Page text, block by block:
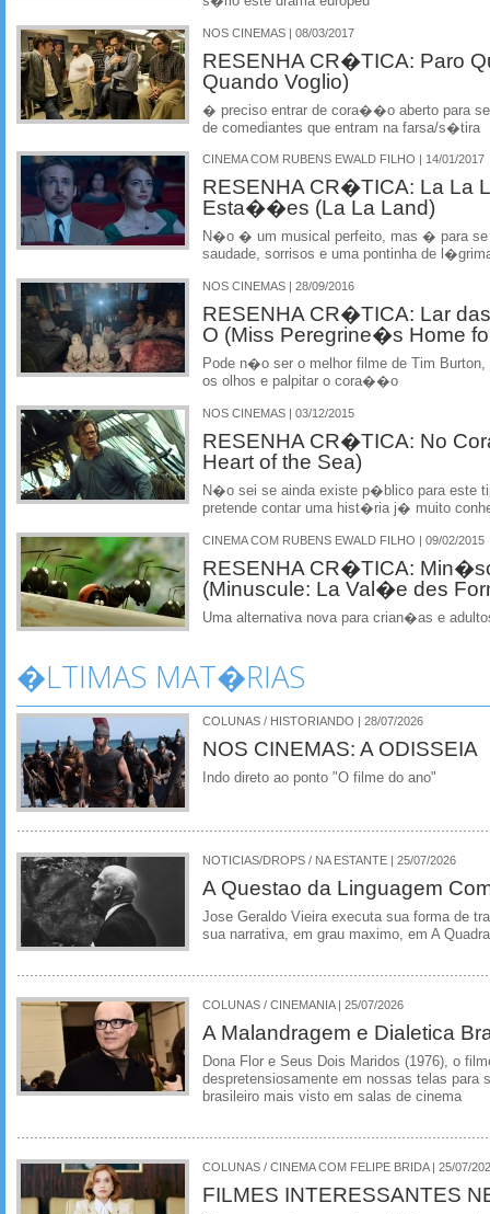
NOS CINEMAS | 08/03/2017
RESENHA CR�TICA: Paro
Quando Voglio)
� preciso entrar de cora��o aberto para
de comediantes que entram na farsa/s�tira
CINEMA COM RUBENS EWALD FILHO | 14/01/2017
RESENHA CR�TICA: La La
Esta��es (La La Land)
N�o � um musical perfeito, mas � para
saudade, sorrisos e uma pontinha de
NOS CINEMAS | 28/09/2016
RESENHA CR�TICA: Lar
O (Miss Peregrine�s Home
Pode n�o ser o melhor filme de Tim
os olhos e palpitar o cora��o
NOS CINEMAS | 03/12/2015
RESENHA CR�TICA: No
Heart of the Sea)
N�o sei se ainda existe p�blico para este
pretende contar uma hist�ria j� muito
CINEMA COM RUBENS EWALD FILHO | 09/02/2015
RESENHA CR�TICA:
(Minuscule: La Val�e des
Uma alternativa nova para crian�as e
�LTIMAS MAT�RIAS
COLUNAS / HISTORIANDO | 28/07/2026
NOS CINEMAS: A ODISSEIA
Indo direto ao ponto "O filme do ano"
NOTICIAS/DROPS / NA ESTANTE | 25/07/2026
A Questao da Linguagem
Jose Geraldo Vieira executa sua forma de
sua narrativa, em grau maximo, em A
COLUNAS / CINEMANIA | 25/07/2026
A Malandragem e Dialetica
Dona Flor e Seus Dois Maridos (1976), o
despretensiosamente em nossas telas para
brasileiro mais visto em salas de cinema
COLUNAS / CINEMA COM FELIPE BRIDA | 25/07/
FILMES INTERESSANTES